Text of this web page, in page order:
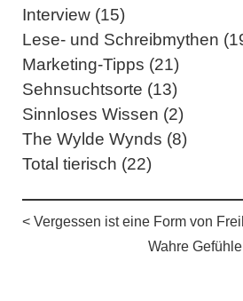
Interview (15)
Lese- und Schreibmythen
Marketing-Tipps (21)
Sehnsuchtsorte (13)
Sinnloses Wissen (2)
The Wylde Wynds (8)
Total tierisch (22)
< Vergessen ist eine Form von
Wahre